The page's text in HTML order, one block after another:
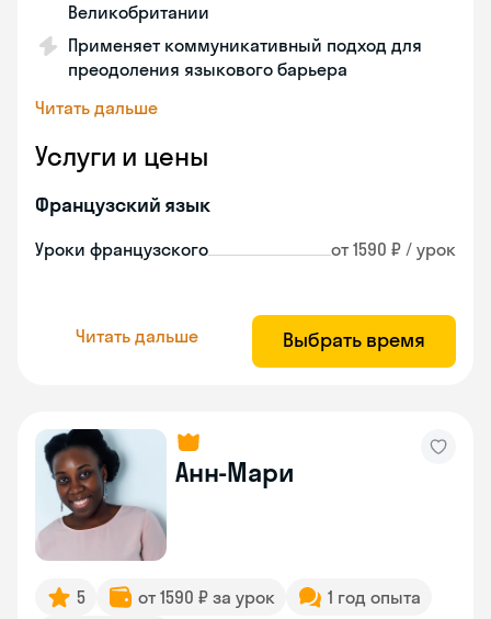
Великобритании
Применяет коммуникативный подход для
преодоления языкового барьера
Читать дальше
Услуги и цены
Французский язык
Уроки французского от 1590 ₽ / урок
Читать дальше Выбрать время
Анн-Мари
5 от 1590 ₽ за урок 1 год опыта